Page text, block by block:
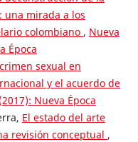
una mirada a los
colombiano , Nueva
Época
sexual en
y el acuerdo de
Nueva Época
El estado del arte
revisión conceptual ,